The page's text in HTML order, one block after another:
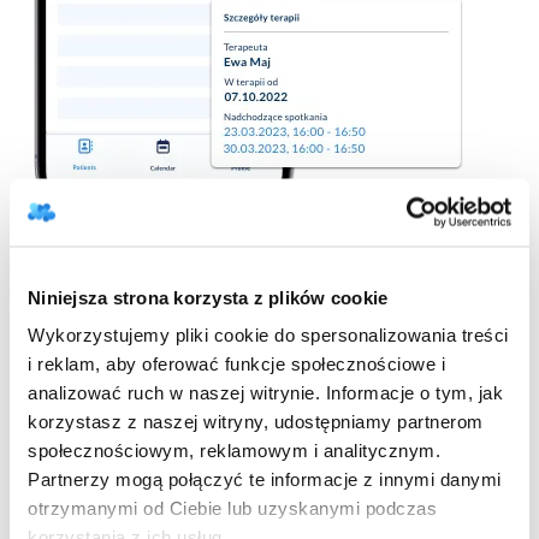
Niniejsza strona korzysta z plików cookie
Wykorzystujemy pliki cookie do spersonalizowania treści
i reklam, aby oferować funkcje społecznościowe i
analizować ruch w naszej witrynie. Informacje o tym, jak
korzystasz z naszej witryny, udostępniamy partnerom
społecznościowym, reklamowym i analitycznym.
Partnerzy mogą połączyć te informacje z innymi danymi
otrzymanymi od Ciebie lub uzyskanymi podczas
Kartoteka pacjentów zawsze przy
Tobie!
Wszystkie dane Twoich pacjentów możesz mieć od
teraz pod ręką. Dane kontaktowe, informacje
szczegółowe czy terminy nadchodzących spotkań.
Teraz brak notesu nie stanowi już problemu!
Szybko dodawaj nowych pacjentów do kartoteki